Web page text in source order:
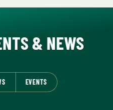
& NEWS
EVENTS